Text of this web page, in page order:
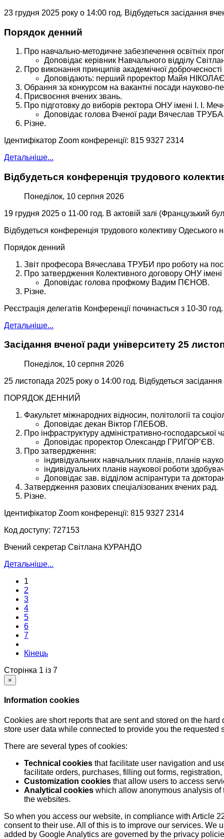
23 грудня 2025 року о 14:00 год. Відбудеться засідання
Порядок денний
Про навчально-методичне забезпечення освітніх
Доповідає керівник Навчального відділу
Про виконання принципів академічної
Доповідають: перший проректор Майя
Обрання за конкурсом на вакантні посади науково-
Присвоєння вчених звань.
Про підготовку до виборів ректора ОНУ імені І. І.
Доповідає голова Вченої ради Вячеслав
Різне.
Ідентифікатор Zoom конференції: 815 9327 2314
Детальніше...
Відбудеться конференція трудового
Понеділок, 10 серпня 2026
19 грудня 2025 о 11-00 год. В актовій залі (Французький
Відбудеться конференція трудового колективу Одеського
Порядок денний
Звіт професора Вячеслава ТРУБИ про роботу на
Про затвердження Колективного договору ОНУ
Доповідає голова профкому Вадим ПЄНОВ.
Різне.
Реєстрація делегатів Конференції починається з 10-30 год.
Детальніше...
Засідання вченої ради університету 25
Понеділок, 10 серпня 2026
25 листопада 2025 року о 14:00 год. Відбудеться засідання
ПОРЯДОК ДЕННИЙ
Факультет міжнародних відносин, політології та
Доповідає декан Віктор ГЛЕБОВ.
Про інфраструктуру адміністративно-господарської
Доповідає проректор Олександр ГРИГОР’ЄВ.
Про затвердження:
індивідуальних навчальних планів, планів
індивідуальних планів наукової роботи
Доповідає зав. відділом аспірантури та
Затвердження разових спеціалізованих вчених рад.
Різне.
Ідентифікатор Zoom конференції: 815 9327 2314
Код доступу: 727153
Вчений секретар Світлана КУРАНДО
Детальніше...
1
2
3
4
5
6
7
Кінець
Сторінка 1 із 7
×
Information cookies
Cookies are short reports that are sent and stored on the
store user data while connected to provide you the
There are several types of cookies:
Technical cookies that facilitate user navigation and
facilitate orders, purchases, filling out forms,
Customization cookies that allow users to access
Analytical cookies which allow anonymous analysis
the websites.
So when you access our website, in compliance with Article
consent to their use. All of this is to improve our services.
added by Google Analytics are governed by the privacy